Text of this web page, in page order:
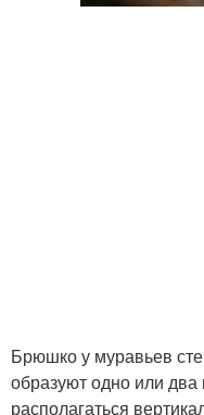
Брюшко у муравьев
образуют одно или
располагаться